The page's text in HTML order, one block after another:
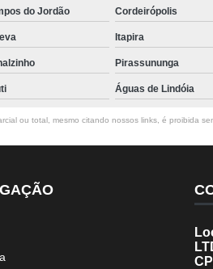
do Jordão Cordeirópolis
Itapira
Pirassununga
Águas de Lindóia
ou total, mesmo citando nossos links, é proibida